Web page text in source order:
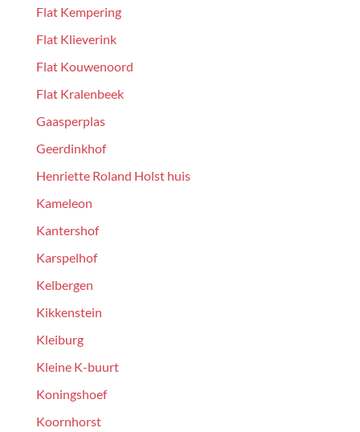
Flat Kempering
Flat Klieverink
Flat Kouwenoord
Flat Kralenbeek
Gaasperplas
Geerdinkhof
Henriette Roland Holst huis
Kameleon
Kantershof
Karspelhof
Kelbergen
Kikkenstein
Kleiburg
Kleine K-buurt
Koningshoef
Koornhorst